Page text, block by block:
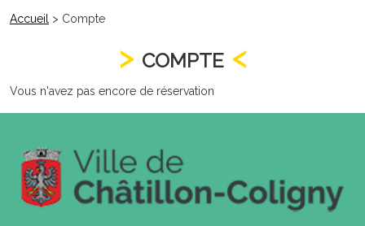
Accueil > Compte
COMPTE
Vous n'avez pas encore de réservation